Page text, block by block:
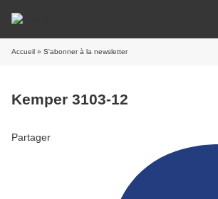
Accueil » S'abonner à la newsletter
Kemper 3103-12
Partager